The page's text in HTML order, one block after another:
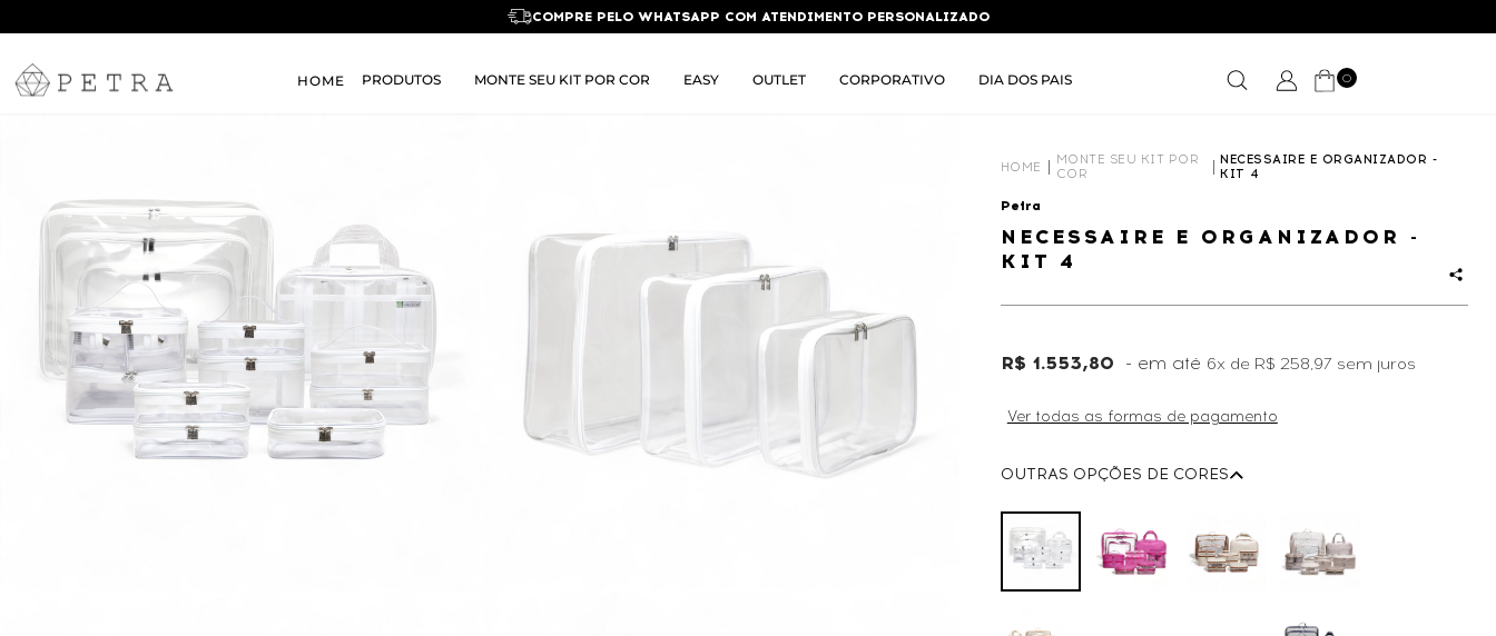
COMPRE PELO WHATSAPP COM ATENDIMENTO PERSONALIZADO
HOME PRODUTOS MONTE SEU KIT POR COR EASY OUTLET CORPORATIVO DIA DOS PAIS 0
HOME
MONTE SEU KIT POR
COR
NECESSAIRE E ORGANIZADOR -
KIT 4
Petra
NECESSAIRE E ORGANIZADOR -
KIT 4
R$ 1.553,80 6x de R$ 258,97 sem juros
Ver todas as formas de pagamento
OUTRAS OPÇÕES DE CORES